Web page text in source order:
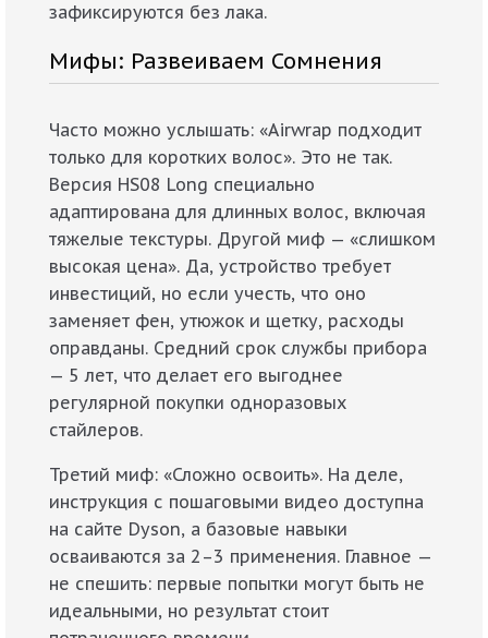
зафиксируются без лака.
Мифы: Развеиваем Сомнения
Часто можно услышать: «Airwrap подходит
только для коротких волос». Это не так.
Версия HS08 Long специально
адаптирована для длинных волос, включая
тяжелые текстуры. Другой миф — «слишком
высокая цена». Да, устройство требует
инвестиций, но если учесть, что оно
заменяет фен, утюжок и щетку, расходы
оправданы. Средний срок службы прибора
— 5 лет, что делает его выгоднее
регулярной покупки одноразовых
стайлеров.
Третий миф: «Сложно освоить». На деле,
инструкция с пошаговыми видео доступна
на сайте Dyson, а базовые навыки
осваиваются за 2–3 применения. Главное —
не спешить: первые попытки могут быть не
идеальными, но результат стоит